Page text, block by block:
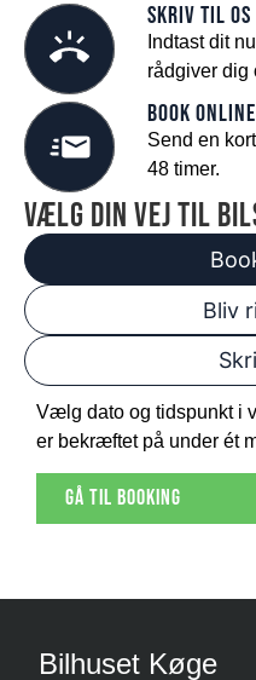
Skriv til os
Indtast dit
rådgiver dig
Book online
Send en
48 timer.
vælg din vej til
Bliv
Vælg dato og tidspunkt i
er bekræftet på under ét
gå til booking
Bilhuset Køge